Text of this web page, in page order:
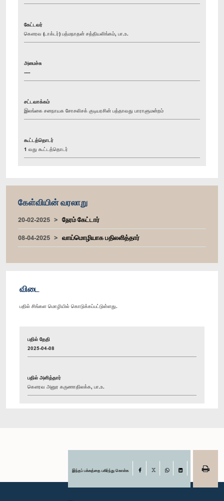
கேட்டவர்
கௌரவ (டாக்டர்) பத்மநாதன் சத்தியலிங்கம், பா.உ.
அமைச்சு
----
சட்டவாக்கம்
இலங்கை சனநாயக சோசலிசக் குடியரசின் பத்தாவது பாராளுமன்றம்
கூட்டத்தொடர்
1 வது கூட்டத்தொடர்
கேள்வியின் வரலாறு
20-02-2025
நேரம் கேட்டார்
08-04-2025
வாய்மொழியாக பதிலளித்தார்
விடை
பதில் சிங்கள மொழியில் கொடுக்கப்பட்டுள்ளது.
பதில் தேதி
2025-04-08
பதில் அளித்தார்
கௌரவ அனுர கருணாதிலக்க, பா.உ.
இந்தப் பக்கத்தை பகிர்ந்து கொள்க Facebook